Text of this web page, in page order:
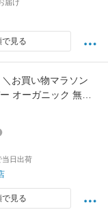
届け
で見る
＼お買い物マラソン
オーガニック 無添
グルテンフリー ハ
有機 生春巻き 生春巻
リアン ヴィーガン
ット
当日出荷
で見る